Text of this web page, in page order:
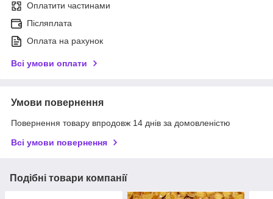
Оплатити частинами
Післяплата
Оплата на рахунок
Всі умови оплати
Умови повернення
Повернення товару впродовж 14 днів за домовленістю
Всі умови повернення
Подібні товари компанії